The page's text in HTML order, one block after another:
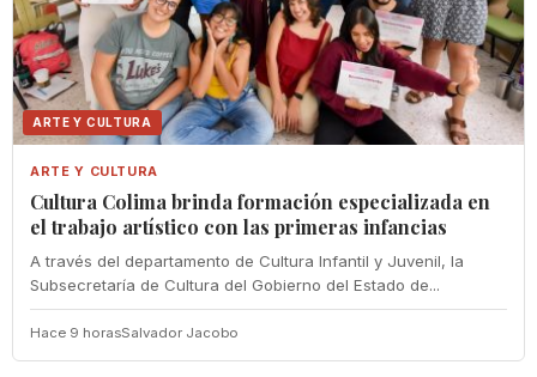
ARTE Y CULTURA
ARTE Y CULTURA
Cultura Colima brinda formación especializada en
el trabajo artístico con las primeras infancias
A través del departamento de Cultura Infantil y Juvenil, la
Subsecretaría de Cultura del Gobierno del Estado de...
Hace 9 horasSalvador Jacobo